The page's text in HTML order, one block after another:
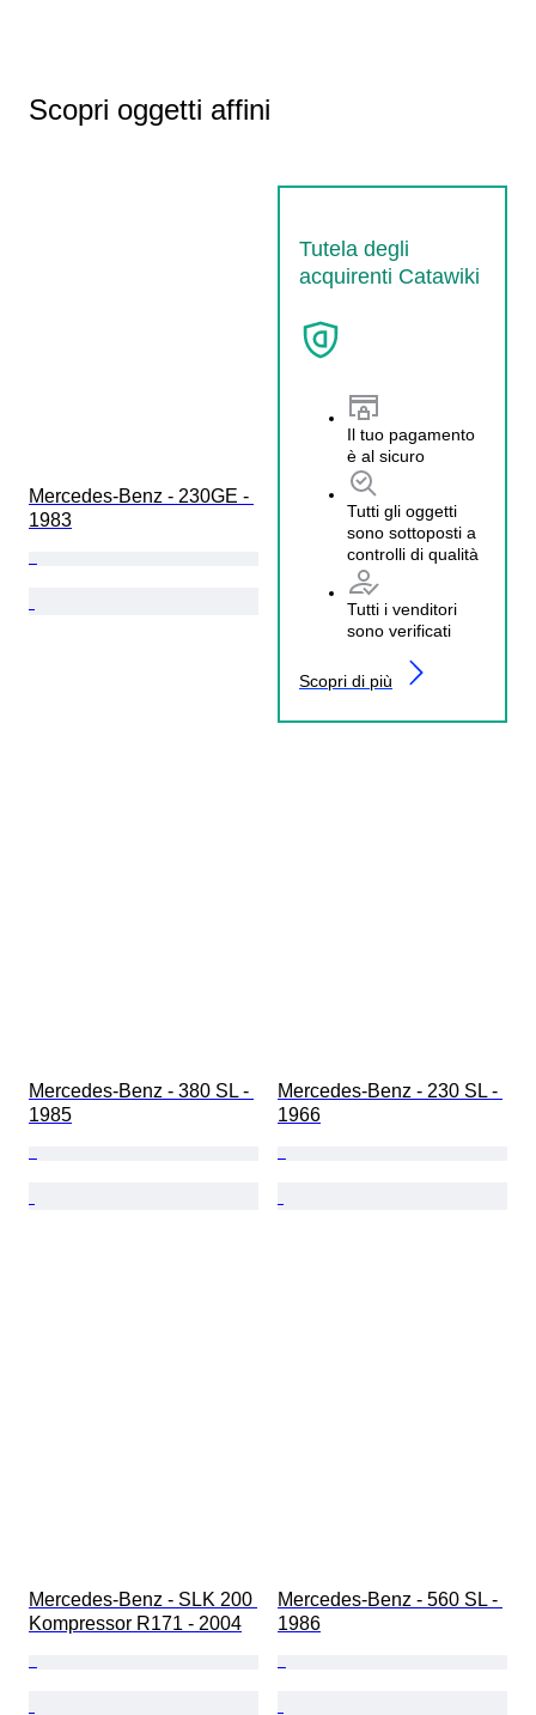
Scopri oggetti affini
Tutela degli
acquirenti Catawiki
Il tuo pagamento
è al sicuro
Tutti gli oggetti
sono sottoposti a
controlli di qualità
Tutti i venditori
sono verificati
Scopri di più
Mercedes-Benz - 230GE -
1983
Mercedes-Benz - 380 SL -
1985
Mercedes-Benz - 230 SL -
1966
Mercedes-Benz - SLK 200
Kompressor R171 - 2004
Mercedes-Benz - 560 SL -
1986